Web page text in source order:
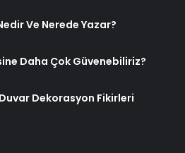
Ve Nerede Yazar?
Daha Çok Güvenebiliriz?
Dekorasyon Fikirleri